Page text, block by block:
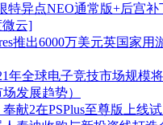
特异点NEO通常版+后宫补
微云]
推出6000万美元英国家用
年全球电子竞技市场规模
发展趋势）
奉献2在PSPlus至尊版上线试